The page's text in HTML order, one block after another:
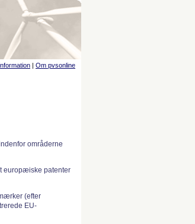
| Om pvsonline
områderne
europæiske patenter
(efter
EU-